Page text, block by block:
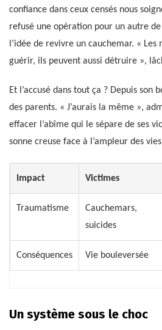
confiance dans ceux censés nous
refusé une opération pour un autre
l’idée de revivre un cauchemar. «
guérir, ils peuvent aussi détruire »,
Et l’accusé dans tout ça ? Depuis son
des parents. « J’aurais la même »,
effacer l’abîme qui le sépare de ses
sonne creuse face à l’ampleur des
Impact Victimes
Traumatisme
Cauchemars,
suicides
Conséquences Vie bouleversée
Un système sous le choc